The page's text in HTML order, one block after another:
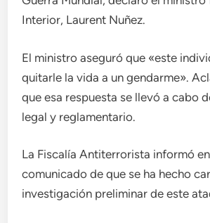
Interior, Laurent Nuñez.
El ministro aseguró que «este
quitarle la vida a un gendarme».
que esa respuesta se llevó a cabo
legal y reglamentario.
La Fiscalía Antiterrorista informó
comunicado de que se ha hecho
investigación preliminar de este